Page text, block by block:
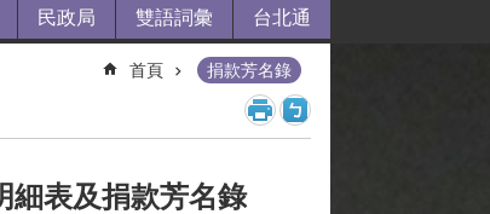
民政局 雙語詞彙 台北通
首頁 捐款芳名錄
細表及捐款芳名錄